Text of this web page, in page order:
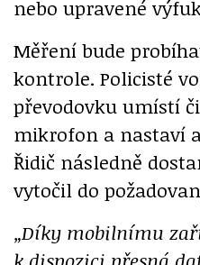
nebo upravené
Měření bude
kontrole. Policisté
převodovku umístí
mikrofon a nastaví
Řidič následně
vytočil do
„Díky mobilnímu